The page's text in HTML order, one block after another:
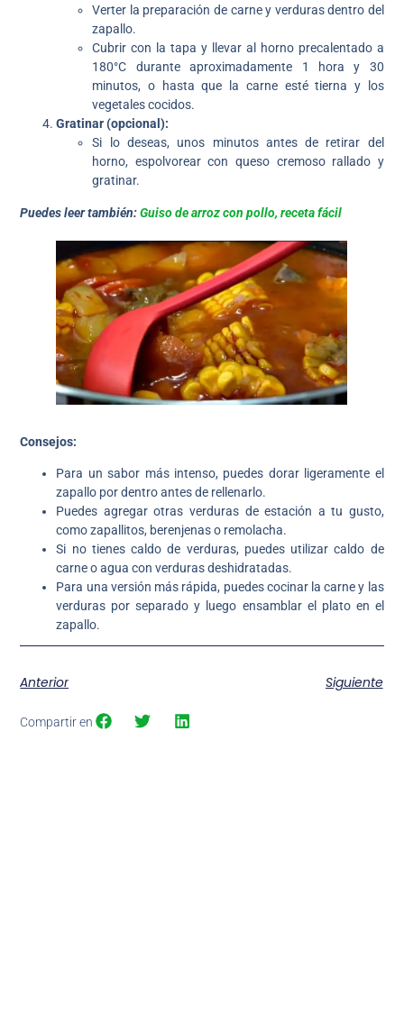
Verter la preparación de carne y verduras dentro del
zapallo.
Cubrir con la tapa y llevar al horno precalentado a
180°C durante aproximadamente 1 hora y 30
minutos, o hasta que la carne esté tierna y los
vegetales cocidos.
Gratinar (opcional):
Si lo deseas, unos minutos antes de retirar del
horno, espolvorear con queso cremoso rallado y
gratinar.
Puedes leer también:Guiso de arroz con pollo, receta fácil
Consejos:
Para un sabor más intenso, puedes dorar ligeramente el
zapallo por dentro antes de rellenarlo.
Puedes agregar otras verduras de estación a tu gusto,
como zapallitos, berenjenas o remolacha.
Si no tienes caldo de verduras, puedes utilizar caldo de
carne o agua con verduras deshidratadas.
Para una versión más rápida, puedes cocinar la carne y las
verduras por separado y luego ensamblar el plato en el
zapallo.
Anterior Siguiente
Compartir en